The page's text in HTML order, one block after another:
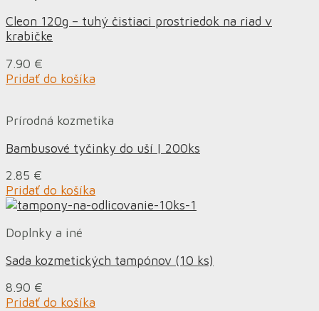
Cleon 120g – tuhý čistiaci prostriedok na riad v
krabičke
7.90 €
Pridať do košíka
Prírodná kozmetika
Bambusové tyčinky do uší | 200ks
2.85 €
Pridať do košíka
Doplnky a iné
Sada kozmetických tampónov (10 ks)
8.90 €
Pridať do košíka